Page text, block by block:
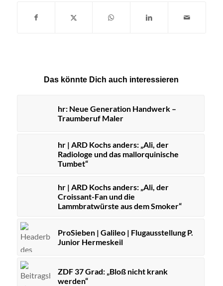
Das könnte Dich auch interessieren
hr: Neue Generation Handwerk –
Traumberuf Maler
hr | ARD Kochs anders: „Ali, der
Radiologe und das mallorquinische
Tumbet“
hr | ARD Kochs anders: „Ali, der
Croissant-Fan und die
Lammbratwürste aus dem Smoker“
ProSieben | Galileo | Flugausstellung P.
Junior Hermeskeil
ZDF 37 Grad: „Bloß nicht krank
werden“